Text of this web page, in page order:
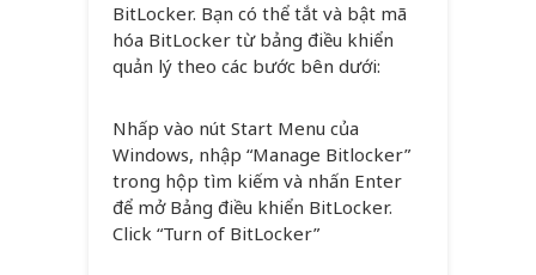
BitLocker. Bạn có thể tắt và bật mã
hóa BitLocker từ bảng điều khiển
quản lý theo các bước bên dưới:
Nhấp vào nút Start Menu của
Windows, nhập “Manage Bitlocker”
trong hộp tìm kiếm và nhấn Enter
để mở Bảng điều khiển BitLocker.
Click “Turn of BitLocker”